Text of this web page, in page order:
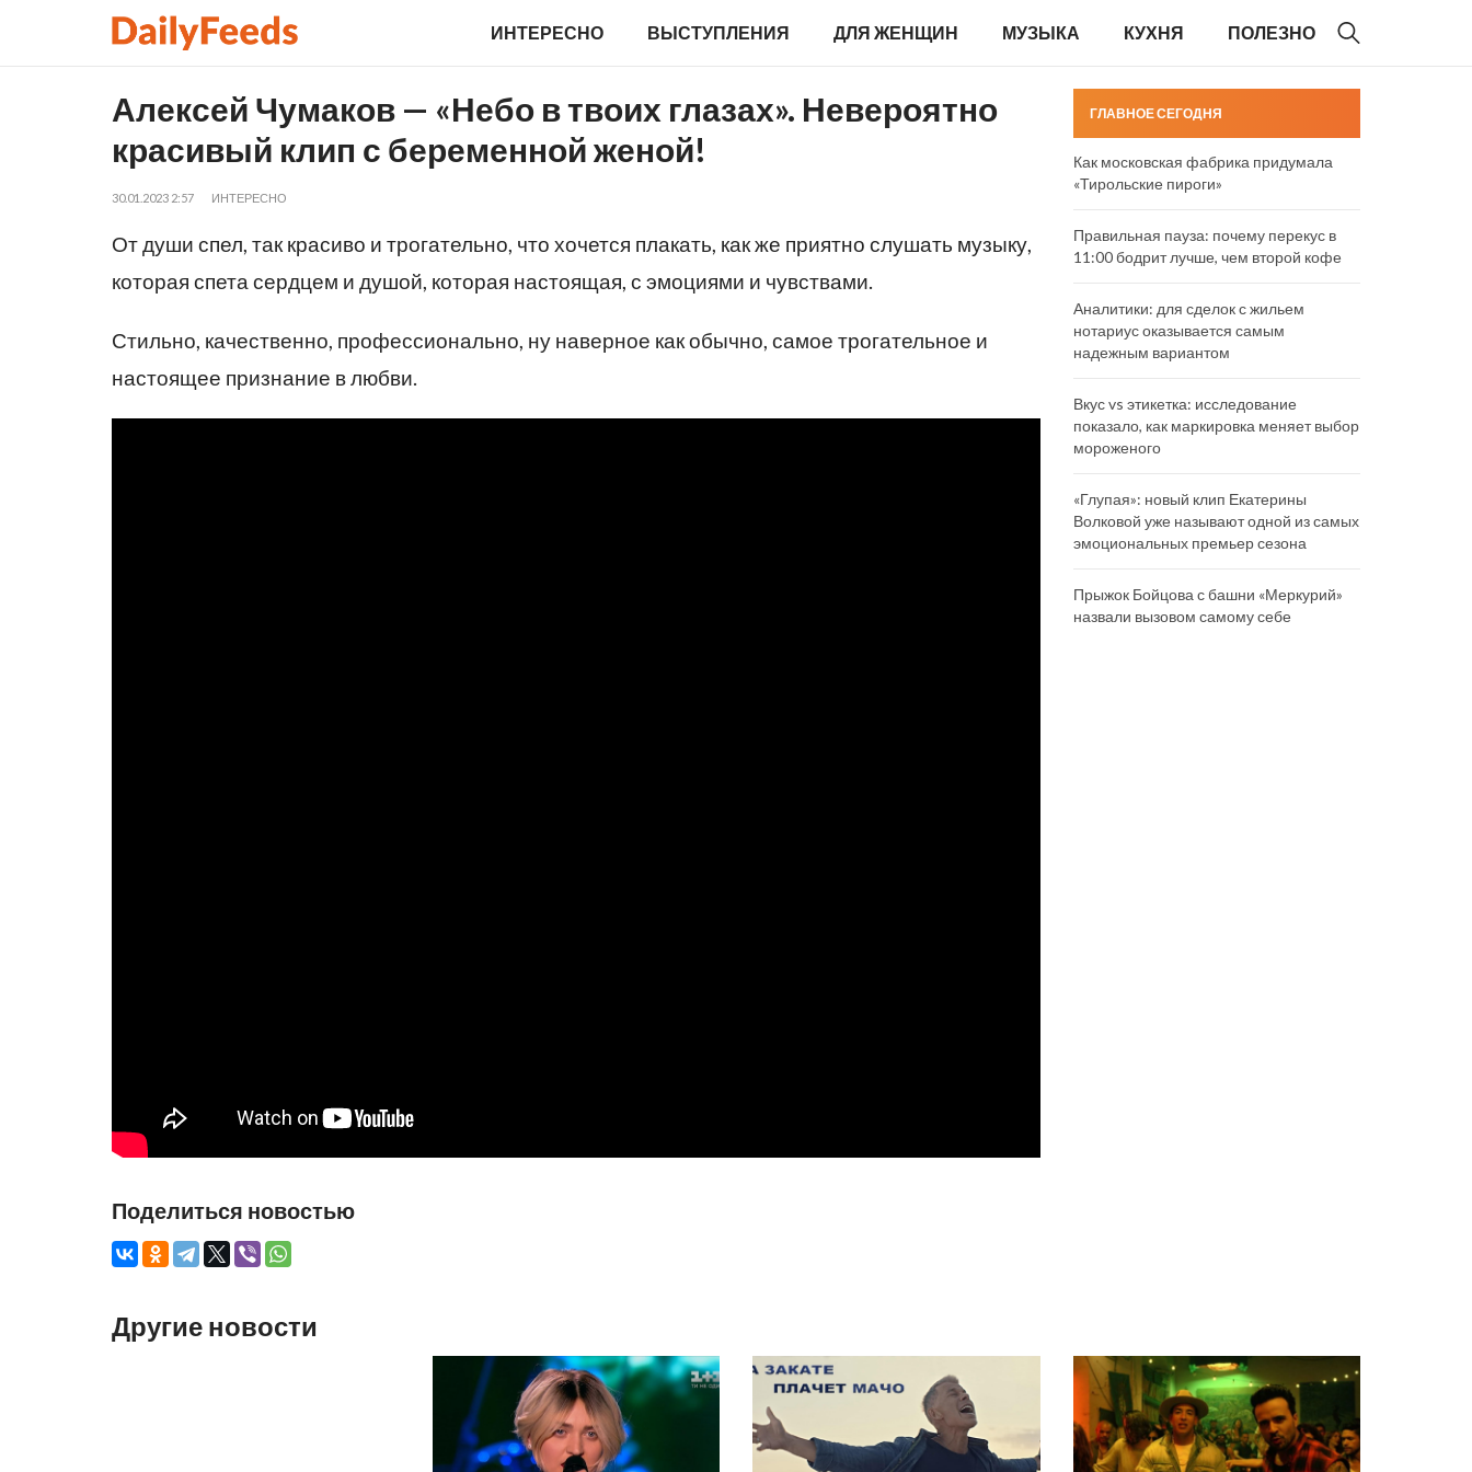
ИНТЕРЕСНО ВЫСТУПЛЕНИЯ ДЛЯ ЖЕНЩИН МУЗЫКА КУХНЯ ПОЛЕЗНО
Алексей Чумаков — «Небо в твоих глазах». Невероятно
красивый клип с беременной женой!
30.01.2023 2:57 ИНТЕРЕСНО
От души спел, так красиво и трогательно, что хочется плакать, как же приятно слушать музыку,
которая спета сердцем и душой, которая настоящая, с эмоциями и чувствами.
Стильно, качественно, профессионально, ну наверное как обычно, самое трогательное и
настоящее признание в любви.
Поделиться новостью
ГЛАВНОЕ СЕГОДНЯ
Как московская фабрика придумала
«Тирольские пироги»
Правильная пауза: почему перекус в
11:00 бодрит лучше, чем второй кофе
Аналитики: для сделок с жильем
нотариус оказывается самым
надежным вариантом
Вкус vs этикетка: исследование
показало, как маркировка меняет выбор
мороженого
«Глупая»: новый клип Екатерины
Волковой уже называют одной из самых
эмоциональных премьер сезона
Прыжок Бойцова с башни «Меркурий»
назвали вызовом самому себе
Другие новости